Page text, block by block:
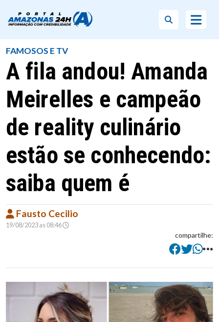
FAMOSOS E TV
A fila andou! Amanda
Meirelles e campeão
de reality culinário
estão se conhecendo:
saiba quem é
Fausto Cecilio
19/08/2023 as 08:46
compartilhe: